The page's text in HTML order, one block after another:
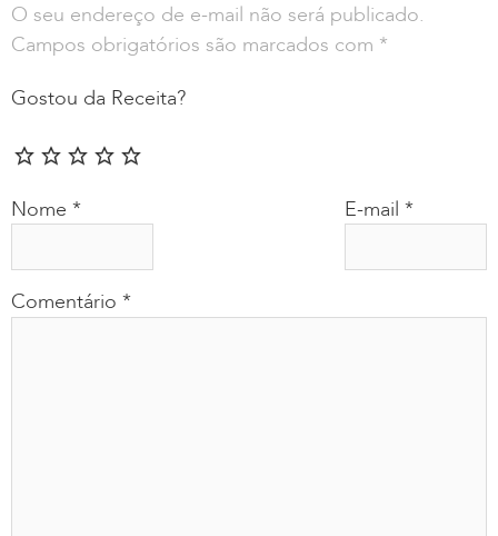
O seu endereço de e-mail não será publicado.
Campos obrigatórios são marcados com *
Gostou da Receita?
Comentário *
Nome * E-mail *